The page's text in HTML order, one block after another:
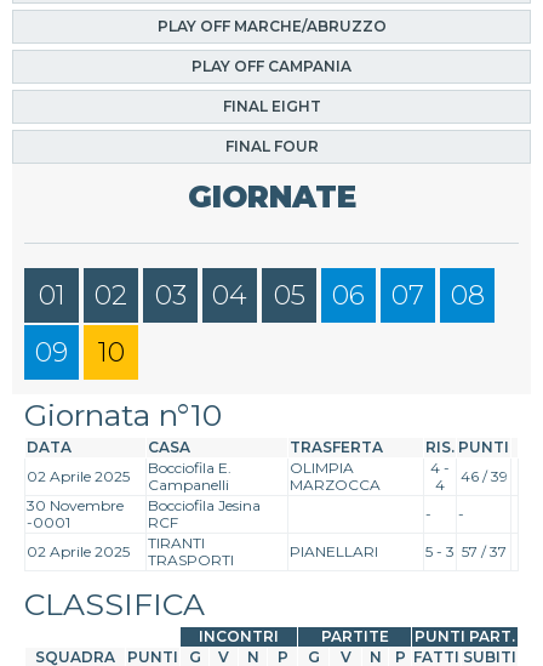
PLAY OFF MARCHE/ABRUZZO
PLAY OFF CAMPANIA
FINAL EIGHT
FINAL FOUR
GIORNATE
01 02 03 04 05 06 07
08
09
10
Giornata n°10
DATA CASA TRASFERTA RIS. PUNTI
02 Aprile 2025
Bocciofila E.
Campanelli
OLIMPIA
MARZOCCA
4 -
4
46 / 39
30 Novembre
-0001
Bocciofila Jesina
RCF
- -
02 Aprile 2025
TIRANTI
TRASPORTI
PIANELLARI 5 - 3 57 / 37
CLASSIFICA
INCONTRI PARTITE
PUNTI PART.
SQUADRA
PUNTI G V N P G V N P FATTI SUBITI